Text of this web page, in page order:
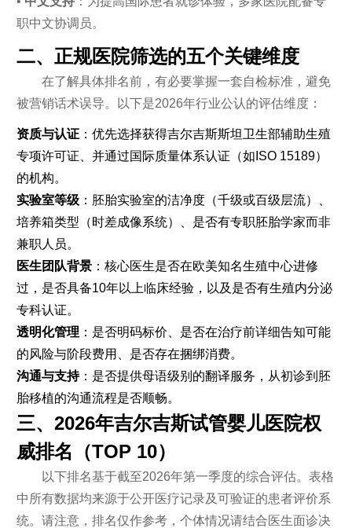
职中文协调员。
二、正规医院筛选的五个关键维度
在了解具体排名前，有必要掌握一套自检标准，避免
被营销话术误导。以下是2026年行业公认的评估维度：
资质与认证：优先选择获得吉尔吉斯斯坦卫生部辅助生殖
专项许可证、并通过国际质量体系认证（如ISO 15189）
的机构。
实验室等级：胚胎实验室的洁净度（千级或百级层流）、
培养箱类型（时差成像系统）、是否有专职胚胎学家而非
兼职人员。
医生团队背景：核心医生是否在欧美知名生殖中心进修
过，是否具备10年以上临床经验，以及是否有生殖内分泌
专科认证。
透明化管理 ：是否明码标价、是否在治疗前详细告知可能
的风险与阶段费用、是否存在捆绑消费。
沟通与支持：是否提供母语级别的翻译服务，从初诊到胚
胎移植的沟通流程是否顺畅。
三、2026年吉尔吉斯试管婴儿医院权
威排名（TOP 10）
以下排名基于截至2026年第一季度的综合评估。表格
中所有数据均来源于公开医疗记录及可验证的患者评价系
统。请注意，排名仅作参考，个体情况请结合医生面诊决